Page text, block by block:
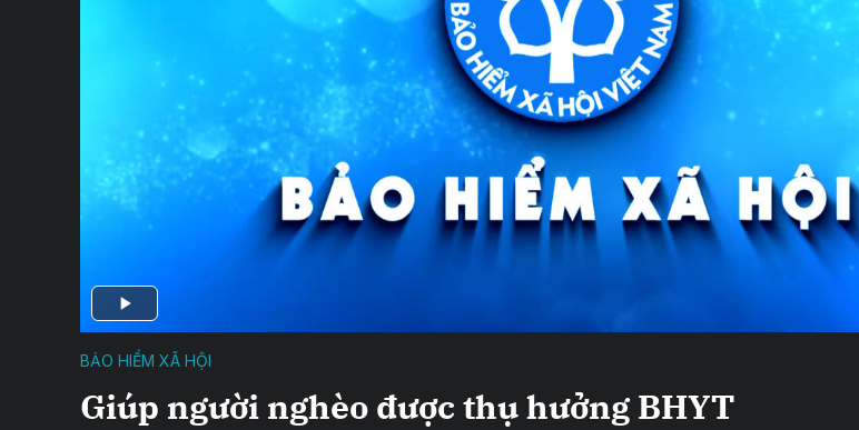
BẢO HIỂM XÃ HỘI
Giúp người nghèo được thụ hưởng BHYT